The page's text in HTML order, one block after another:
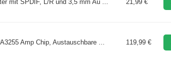
mit SPDIF, L/R und 3,5 mm Au ... 21,99 €
Amp Chip, Austauschbare ... 119,99 €